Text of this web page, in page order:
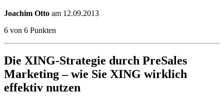
Joachim Otto am 12.09.2013
6 von 6 Punkten
Die XING-Strategie durch PreSales
Marketing – wie Sie XING wirklich
effektiv nutzen